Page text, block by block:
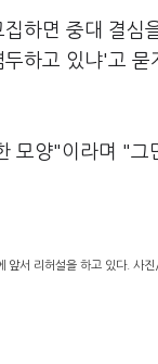
하면 중대 결심
하고 있냐'고 묻
모양"이라며 "그
앞서 리허설을 하고 있다. 사